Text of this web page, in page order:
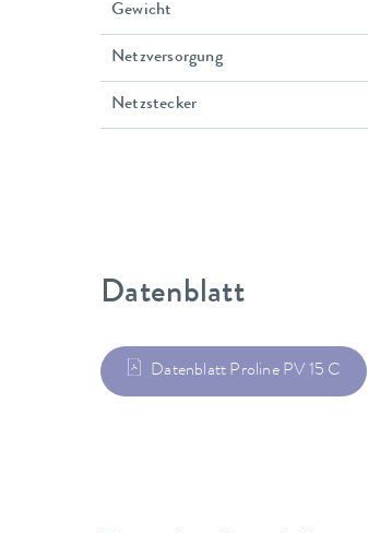
Gewicht
Netzversorgung
Netzstecker
Datenblatt
Datenblatt Proline PV 15 C